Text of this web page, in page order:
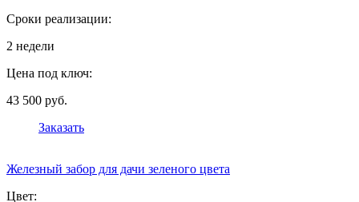
Сроки реализации:
2 недели
Цена под ключ:
43 500 руб.
Заказать
Железный забор для дачи зеленого цвета
Цвет: